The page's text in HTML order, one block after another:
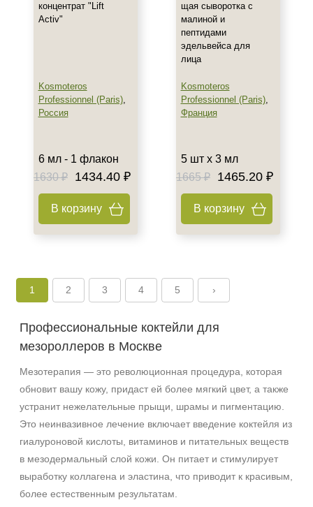
концентрат "Lift
Activ"
Kosmoteros
Professionnel (Paris),
Россия
6 мл - 1 флакон
1630 ₽
1434.40 ₽
В корзину
щая сыворотка с
малиной и
пептидами
эдельвейса для
лица
Kosmoteros
Professionnel (Paris),
Франция
5 шт х 3 мл
1665 ₽
1465.20 ₽
В корзину
1 2 3 4 5 ›
Профессиональные коктейли для
мезороллеров в Москве
Мезотерапия — это революционная процедура, которая
обновит вашу кожу, придаст ей более мягкий цвет, а также
устранит нежелательные прыщи, шрамы и пигментацию.
Это неинвазивное лечение включает введение коктейля из
гиалуроновой кислоты, витаминов и питательных веществ
в мезодермальный слой кожи. Он питает и стимулирует
выработку коллагена и эластина, что приводит к красивым,
более естественным результатам.